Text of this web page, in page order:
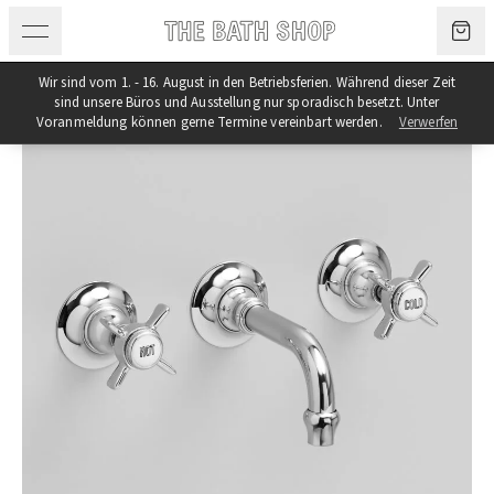
Wir sind vom 1. - 16. August in den Betriebsferien. Während dieser Zeit
sind unsere Büros und Ausstellung nur sporadisch besetzt. Unter
Voranmeldung können gerne Termine vereinbart werden.
Verwerfen